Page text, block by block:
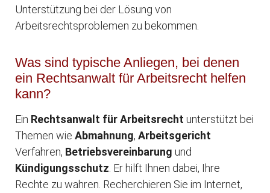
Unterstützung bei der Lösung von
Arbeitsrechtsproblemen zu bekommen.
Was sind typische Anliegen, bei denen
ein Rechtsanwalt für Arbeitsrecht helfen
kann?
Ein Rechtsanwalt für Arbeitsrecht unterstützt bei
Themen wie Abmahnung, Arbeitsgericht
Verfahren, Betriebsvereinbarung und
Kündigungsschutz . Er hilft Ihnen dabei, Ihre
Rechte zu wahren. Recherchieren Sie im Internet,